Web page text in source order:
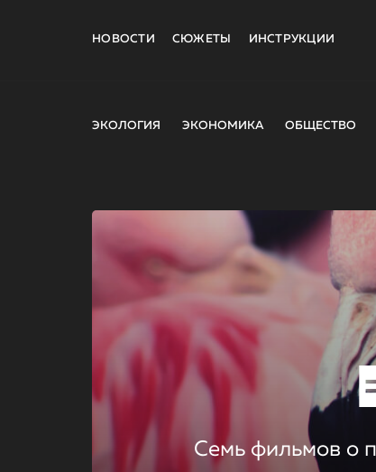
НОВОСТИ СЮЖЕТЫ ИНСТРУКЦИИ
ЭКОЛОГИЯ ЭКОНОМИКА ОБЩЕСТВО
Семь фильмов о